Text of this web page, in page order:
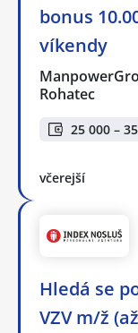
bonus
víkendy
Rohatec
25 000 –
včerejší
Hledá se
VZV m/ž